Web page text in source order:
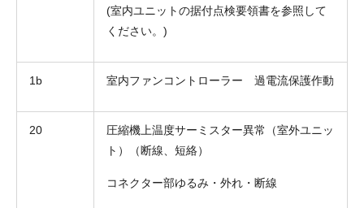
(室内ユニットの据付点検要領書を参照して
ください。)
1b 室内ファンコントローラー 過電流保護作動
20
圧縮機上温度サーミスター異常（室外ユニッ
ト）（断線、短絡）
コネクター部ゆるみ・外れ・断線
電話番号